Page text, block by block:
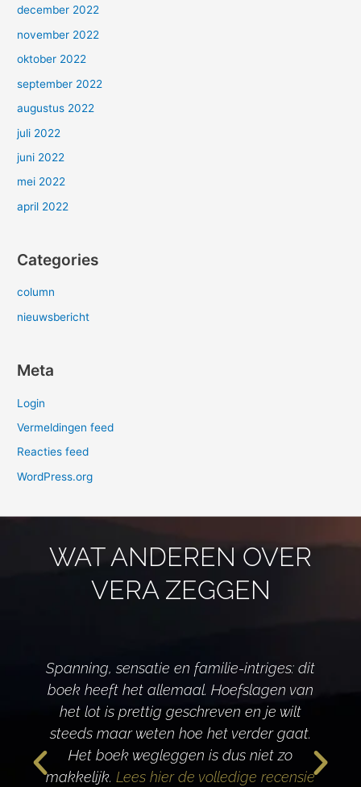
december 2022
november 2022
oktober 2022
september 2022
augustus 2022
juli 2022
juni 2022
mei 2022
april 2022
Categories
column
nieuwsbericht
Meta
Login
Vermeldingen feed
Reacties feed
WordPress.org
WAT ANDEREN OVER
VERA ZEGGEN
Spanning, sensatie en familie-intriges: dit
boek heeft het allemaal. Hoefslagen van
het lot is prettig geschreven en je wilt
steeds maar weten hoe het verder gaat.
Het boek wegleggen is dus niet zo
makkelijk. Lees hier de volledige recensie